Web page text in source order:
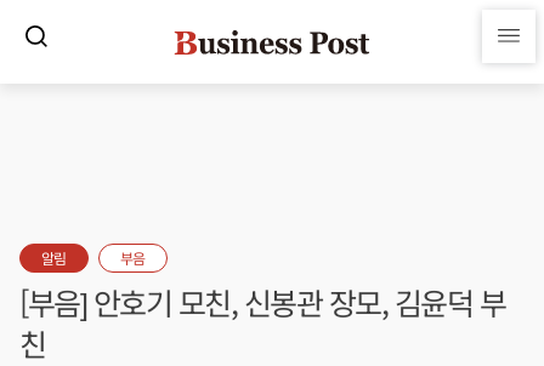
알림 부음
[부음] 안호기 모친, 신봉관 장모, 김윤덕 부
친